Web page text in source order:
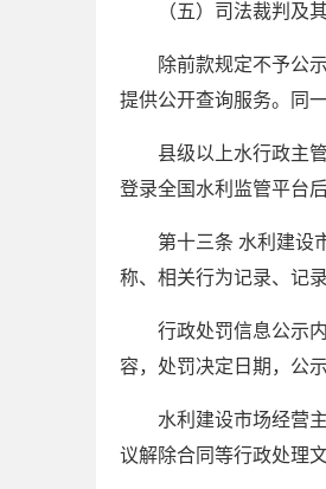
（五）司法裁判及
除前款规定不予公
提供公开查询服务。同
县级以上水行政主
登录全国水利监管平台
第十三条 水利建设
称、相关行为记录、记
行政处罚信息公示
容，处罚决定日期，公
水利建设市场经营
议解除合同等行政处理文